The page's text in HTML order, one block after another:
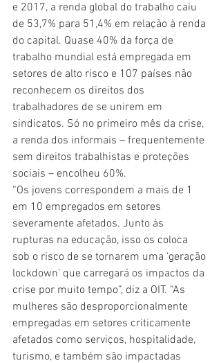
e 2017, a renda global do trabalho caiu
de 53,7% para 51,4% em relação à renda
do capital. Quase 40% da força de
trabalho mundial está empregada em
setores de alto risco e 107 países não
reconhecem os direitos dos
trabalhadores de se unirem em
sindicatos. Só no primeiro mês da crise,
a renda dos informais – frequentemente
sem direitos trabalhistas e proteções
sociais – encolheu 60%.
“Os jovens correspondem a mais de 1
em 10 empregados em setores
severamente afetados. Junto às
rupturas na educação, isso os coloca
sob o risco de se tornarem uma ‘geração
lockdown’ que carregará os impactos da
crise por muito tempo”, diz a OIT. “As
mulheres são desproporcionalmente
empregadas em setores criticamente
afetados como serviços, hospitalidade,
turismo, e também são impactadas